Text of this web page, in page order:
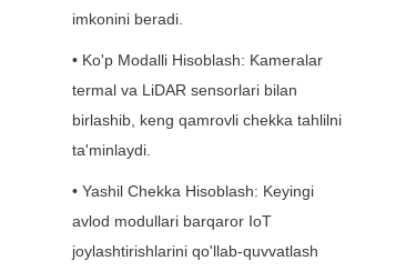
imkonini beradi.
• Ko'p Modalli Hisoblash: Kameralar
termal va LiDAR sensorlari bilan
birlashib, keng qamrovli chekka tahlilni
ta'minlaydi.
• Yashil Chekka Hisoblash: Keyingi
avlod modullari barqaror IoT
joylashtirishlarini qo'llab-quvvatlash